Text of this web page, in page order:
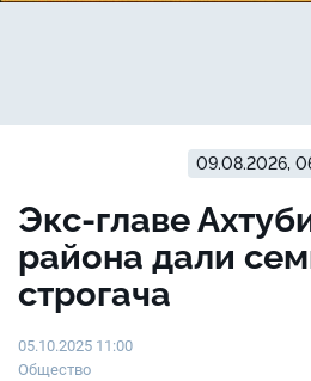
09.08.2026,
Экс-главе
района дали
строгача
05.10.2025 11:00
Общество